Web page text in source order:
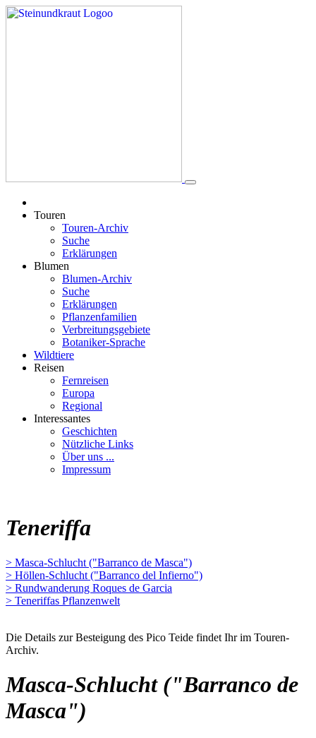
Touren
Touren-Archiv
Suche
Erklärungen
Blumen
Blumen-Archiv
Suche
Erklärungen
Pflanzenfamilien
Verbreitungsgebiete
Botaniker-Sprache
Wildtiere
Reisen
Fernreisen
Europa
Regional
Interessantes
Geschichten
Nützliche Links
Über uns ...
Impressum
Teneriffa
> Masca-Schlucht ("Barranco de Masca")
> Höllen-Schlucht ("Barranco del Infierno")
> Rundwanderung Roques de Garcia
> Teneriffas Pflanzenwelt
Die Details zur Besteigung des Pico Teide findet Ihr im Touren-
Archiv.
Masca-Schlucht ("Barranco de
Masca")